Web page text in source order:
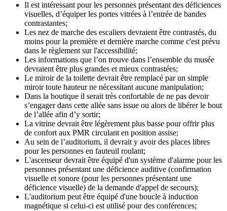
Il est intéressant pour les personnes présentant des déficiences
visuelles, d’équiper les portes vitrées à l’entrée de bandes
contrastantes;
Les nez de marche des escaliers devraient être contrastés, du
moins pour la première et dernière marche comme c'est prévu
dans le règlement sur l'accessibilité;
Les informations que l’on trouve dans l’ensemble du musée
devraient être plus grandes et mieux contrastées;
Le miroir de la toilette devrait être remplacé par un simple
miroir toute hauteur ne nécessitant aucune manipulation;
Dans la boutique il serait très confortable de ne pas devoir
s’engager dans cette allée sans issue ou alors de libérer le bout
de l’allée afin d’y sortir;
La vitrine devrait être légèrement plus basse pour offrir plus
de confort aux PMR circulant en position assise;
Au sein de l’auditorium, il devrait y avoir des places libres
pour les personnes en fauteuil roulant;
L'ascenseur devrait être équipé d'un système d'alarme pour les
personnes présentant une déficience auditive (confirmation
visuelle et sonore (pour les personnes présentant une
déficience visuelle) de la demande d'appel de secours);
L'auditorium peut être équipé d'une boucle à induction
magnétique si celui-ci est utilisé pour des conférences;